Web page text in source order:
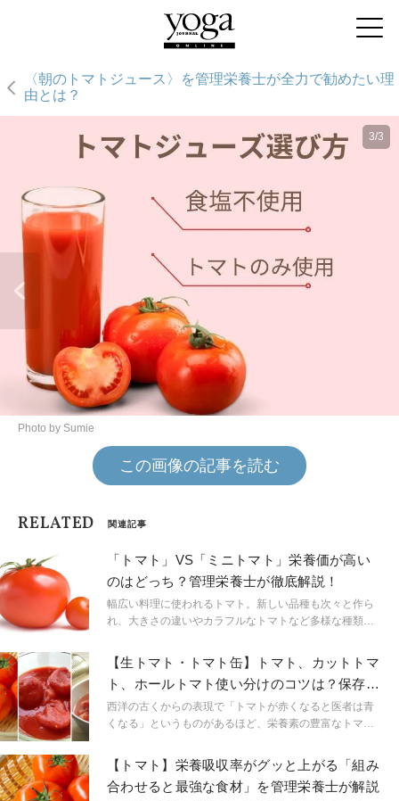
〈朝のトマトジュース〉を管理栄養士が全力で勧めたい理
由とは？
3/3
Photo by Sumie
この画像の記事を読む
RELATED 関連記事
「トマト」VS「ミニトマト」栄養価が高い
のはどっち？管理栄養士が徹底解説！
幅広い料理に使われるトマト。新しい品種も次々と作ら
れ、大きさの違いやカラフルなトマトなど多様な種類が
大きさの違いだけでなく栄養価も違うのはご存じでしょ
うか？この記事ではトマトとミニトマトの栄養素の違い
と効果的な食べ方を紹介します。
【生トマト・トマト缶】トマト、カットトマ
ト、ホールトマト使い分けのコツは？保存方
法とあわせて解説
西洋の古くからの表現で「トマトが赤くなると医者は青
くなる」というものがあるほど、栄養素の豊富なトマ
い」というくらい、うま味成分のグルタミン酸を多く含
んでいます。 生のトマトと缶詰のトマトがありますが、
種類ごとの特徴を活かして使い分けて保存すればもっと
【トマト】栄養吸収率がグッと上がる「組み
合わせると最強な食材」を管理栄養士が解説